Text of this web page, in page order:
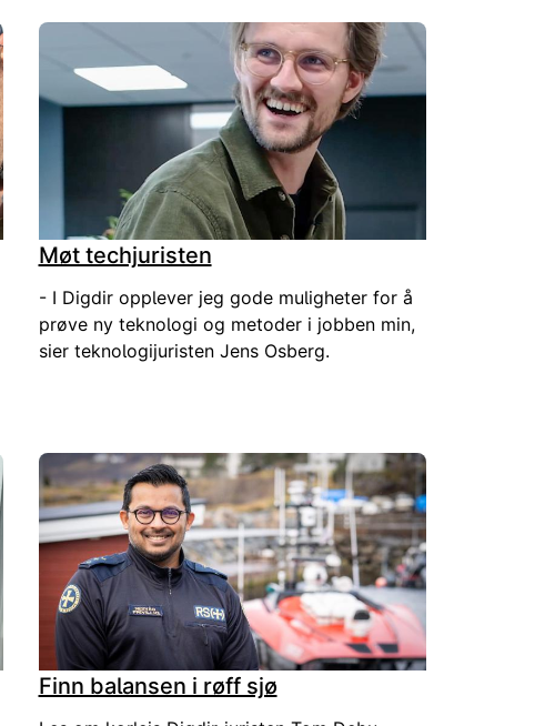
Møt techjuristen
- I Digdir opplever jeg gode muligheter for å
prøve ny teknologi og metoder i jobben min,
sier teknologijuristen Jens Osberg.
Finn balansen i røff sjø